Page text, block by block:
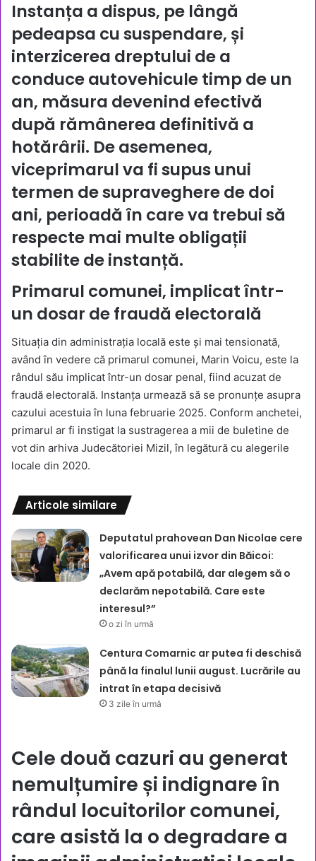
Instanța a dispus, pe lângă
pedeapsa cu suspendare, și
interzicerea dreptului de a
conduce autovehicule timp de un
an, măsura devenind efectivă
după rămânerea definitivă a
hotărârii. De asemenea,
viceprimarul va fi supus unui
termen de supraveghere de doi
ani, perioadă în care va trebui să
respecte mai multe obligații
stabilite de instanță.
Primarul comunei, implicat într-
un dosar de fraudă electorală
Situația din administrația locală este și mai tensionată,
având în vedere că primarul comunei, Marin Voicu, este la
rândul său implicat într-un dosar penal, fiind acuzat de
fraudă electorală. Instanța urmează să se pronunțe asupra
cazului acestuia în luna februarie 2025. Conform anchetei,
primarul ar fi instigat la sustragerea a mii de buletine de
vot din arhiva Judecătoriei Mizil, în legătură cu alegerile
locale din 2020.
Articole similare
Deputatul prahovean Dan Nicolae cere
valorificarea unui izvor din Băicoi:
„Avem apă potabilă, dar alegem să o
declarăm nepotabilă. Care este
interesul?”
o zi în urmă
Centura Comarnic ar putea fi deschisă
până la finalul lunii august. Lucrările au
intrat în etapa decisivă
3 zile în urmă
Cele două cazuri au generat
nemulțumire și indignare în
rândul locuitorilor comunei,
care asistă la o degradare a